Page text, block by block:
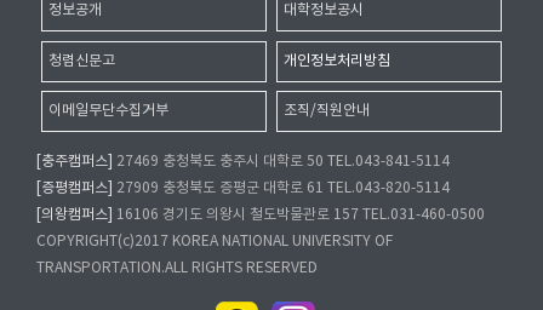
정보공개 대학정보공시
청렴신문고 개인정보처리방침
이메일무단수집거부 조직/직원안내
[충주캠퍼스]
27469 충청북도 충주시 대학로 50 TEL.043-841-5114
[증평캠퍼스]
27909 충청북도 증평군 대학로 61 TEL.043-820-5114
[의왕캠퍼스]
16106 경기도 의왕시 철도박물관로 157 TEL.031-460-0500
COPYRIGHT(c)2017 KOREA NATIONAL UNIVERSITY OF
TRANSPORTATION.ALL RIGHTS RESERVED